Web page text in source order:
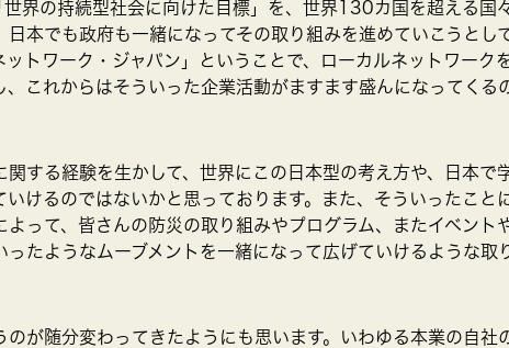
界の持続型社会に向けた目標」を、世界130カ国を超える国
本でも政府も一緒になってその取り組みを進めていこうとし
トワーク・ジャパン」ということで、ローカルネットワーク
これからはそういった企業活動がますます盛んになってくる
する経験を生かして、世界にこの日本型の考え方や、日本で
けるのではないかと思っております。また、そういったこと
って、皆さんの防災の取り組みやプログラム、またイベント
たようなムーブメントを一緒になって広げていけるような取
が随分変わってきたようにも思います。いわゆる本業の自社